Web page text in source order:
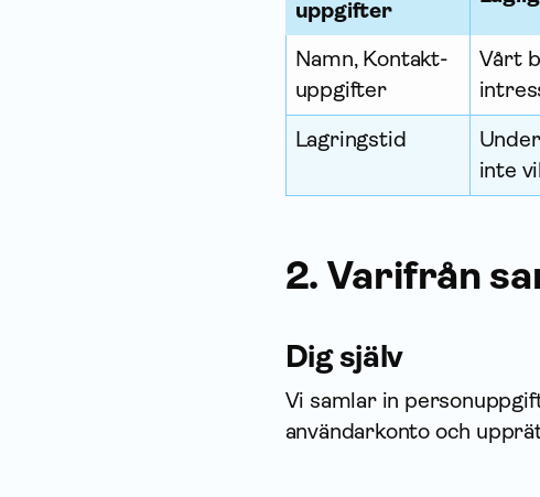
upp­gifter
Namn, Kontakt­
uppgifter
Vårt
Lagringstid
inte
2. Varifrån
Dig själv
Vi samlar in
användarkonto och